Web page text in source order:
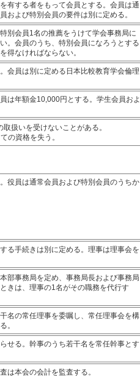
有する者をもって会員とする。会員は通
および特別会員の要件は別に定める。
別会員1名の推薦をうけて学会事務局に
。会員のうち、特別会員になろうとする
得なければならない。
会員は別に定める日本比較教育学会倫理
は年額金10,000円とする。学生会員およ
扱いを受けないことがある。
の資格を失う。
役員は通常会員および特別会員のうちか
る手続きは別に定める。理事は理事会を
部事務局を定め、事務局長および事務局
きは、理事の1名がその職務を代行す
名の常任理事を委嘱し、常任理事会を構
。
せる。幹事のうち若干名を常任幹事とす
は本会の会計を監査する。